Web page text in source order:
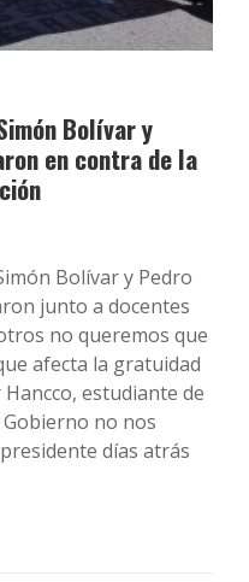
Bolívar y
en contra de la
Bolívar y Pedro
junto a docentes
no queremos que
afecta la gratuidad
estudiante de
Gobierno no nos
días atrás